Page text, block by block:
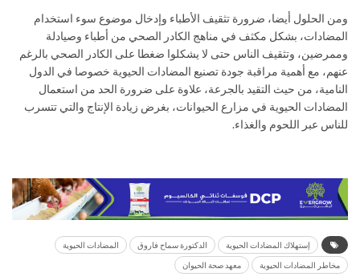
ومن الحلول أيضا، ضرورة تثقيف الأطباء وإدخال موضوع سوء استخدام
المضادات، بشكل مكثف في مناهج الكادر الصحي من أطباء وصيادلة
وممرضين، وتثقيف الناس حتى لا يشكلوا ضغطا على الكادر الصحي بالرغم
عنهم، مع أهمية مراقبة جودة تصنيع المضادات الحيوية خصوصا في الدول
النامية، من حيث التقيد بالجرعة، علاوة على ضرورة الحد من استعمال
المضادات الحيوية في مزارع الحيوانات، بغرض زيادة الإنتاج والتي تتسرب
للناس عبر اللحوم والغذاء.
إستهلاك المضادات الحيوية الدكتورة سماح فاروق المضادات الحيوية
مخاطر المضادات الحيوية معهد صحة الحيوان